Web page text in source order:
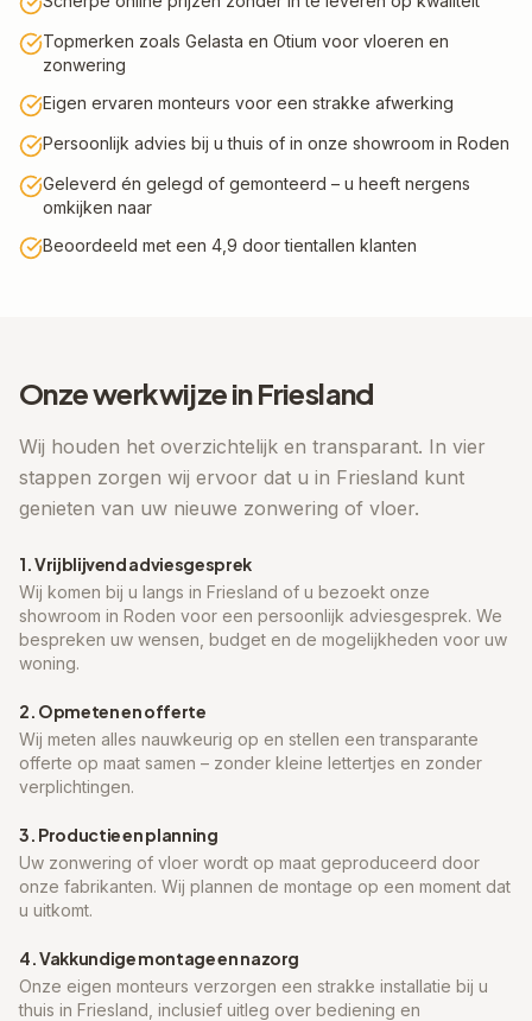
Topmerken zoals Gelasta en Otium voor vloeren en
zonwering
Eigen ervaren monteurs voor een strakke afwerking
Persoonlijk advies bij u thuis of in onze showroom in Roden
Geleverd én gelegd of gemonteerd – u heeft nergens
omkijken naar
Beoordeeld met een 4,9 door tientallen klanten
Onze werkwijze inFriesland
Wij houden het overzichtelijk en transparant. In vier
stappen zorgen wij ervoor dat u in Friesland kunt
genieten van uw nieuwe zonwering of vloer.
1. Vrijblijvend adviesgesprek
Wij komen bij u langs in Friesland of u bezoekt onze
showroom in Roden voor een persoonlijk adviesgesprek. We
bespreken uw wensen, budget en de mogelijkheden voor uw
woning.
2. Opmeten en offerte
Wij meten alles nauwkeurig op en stellen een transparante
offerte op maat samen – zonder kleine lettertjes en zonder
verplichtingen.
3. Productie en planning
Uw zonwering of vloer wordt op maat geproduceerd door
onze fabrikanten. Wij plannen de montage op een moment dat
u uitkomt.
4. Vakkundige montage en nazorg
Onze eigen monteurs verzorgen een strakke installatie bij u
thuis in Friesland , inclusief uitleg over bediening en